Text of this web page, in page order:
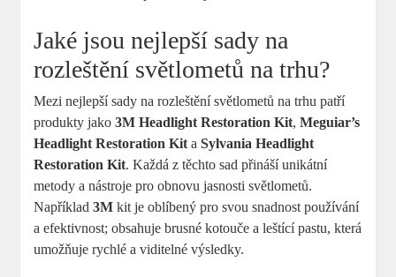
Jaké jsou nejlepší sady na
rozleštění světlometů na trhu?
Mezi nejlepší sady na rozleštění světlometů na trhu patří
produkty jako3M Headlight Restoration Kit,Meguiar’s
Headlight Restoration Kit ‌aSylvania Headlight
Restoration Kit. Každá z těchto sad přináší unikátní
metody a nástroje pro obnovu jasnosti světlometů.
Například3M kit je oblíbený pro svou snadnost používání
⁢a efektivnost;​ obsahuje brusné kotouče a⁢ leštící pastu, která
umožňuje rychlé a viditelné výsledky.